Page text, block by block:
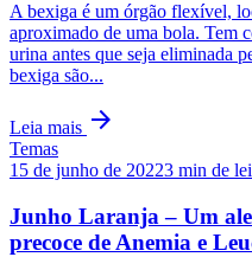
A bexiga é um órgão flexível,
aproximado de uma bola. Tem
urina antes que seja eliminada
bexiga são...
Leia mais arrow_forward
Temas
15 de junho de 20223 min de
Junho Laranja – Um
precoce de Anemia e